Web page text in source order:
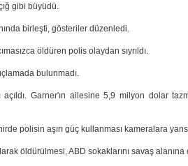
gibi büyüdü.
birleşti, gösteriler düzenledi.
öldüren polis olaydan sıyrıldı.
bulunmadı.
Garner'ın ailesine 5,9 milyon dolar
polisin aşırı güç kullanması kameralara
öldürülmesi, ABD sokaklarını savaş alanına